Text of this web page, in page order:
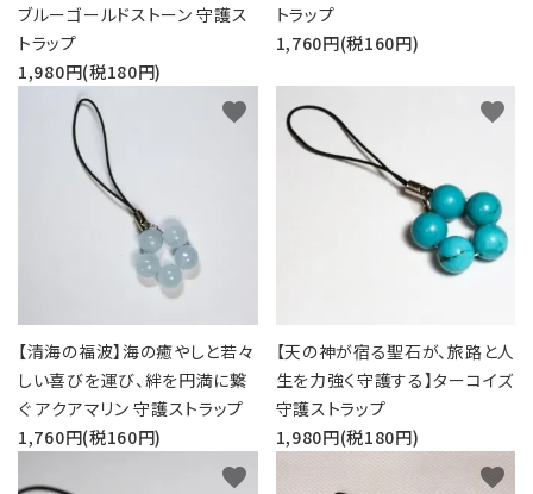
ブルーゴールドストーン 守護ス
トラップ
1,980円(税180円)
トラップ
1,760円(税160円)
【清海の福波】海の癒やしと若々
しい喜びを運び、絆を円満に繋
ぐ アクアマリン 守護ストラップ
1,760円(税160円)
favorite
【天の神が宿る聖石が、旅路と人
生を力強く守護する】ターコイズ
守護ストラップ
1,980円(税180円)
favorite
favorite favorite